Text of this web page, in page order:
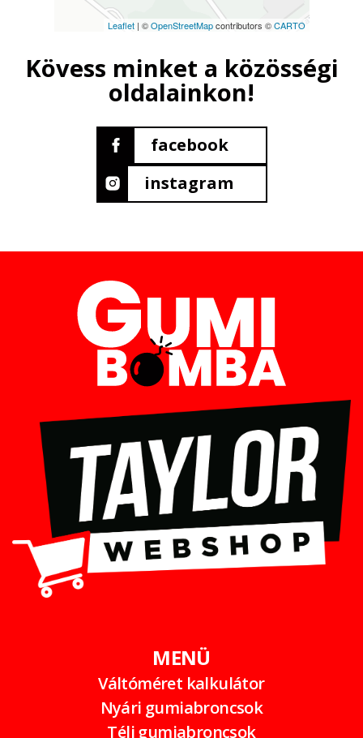
Leaflet| ©OpenStreetMapcontributors ©CARTO
Kövess minket a közösségi
oldalainkon!
facebook
instagram
MENÜ
Váltóméret kalkulátor
Nyári gumiabroncsok
Téli gumiabroncsok